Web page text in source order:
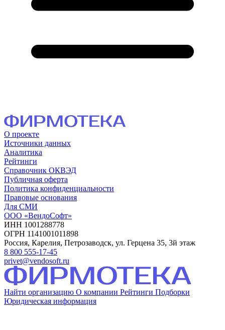
О проекте
Источники данных
Аналитика
Рейтинги
Справочник ОКВЭД
Публичная оферта
Политика конфиденциальности
Правовые основания
Для СМИ
ООО «ВендоСофт»
ИНН 1001288778
ОГРН 1141001011898
Россия, Карелия, Петрозаводск, ул. Герцена 35, 3й этаж
8 800 555-17-45
privet@vendosoft.ru
Найти организацию О компании Рейтинги Подборки
Юридическая информация